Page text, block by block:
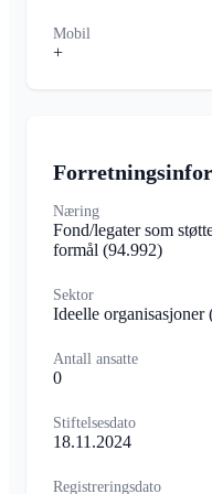
Mobil
+
Næring
Fond/legater som
formål (94.992)
Sektor
Ideelle organisasjoner
Antall ansatte
0
Stiftelsesdato
18.11.2024
Registreringsdato